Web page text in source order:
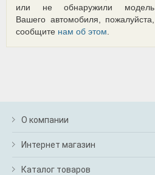
или не обнаружили модель
Вашего автомобиля, пожалуйста,
сообщите нам об этом
О компании
Интернет магазин
Каталог товаров